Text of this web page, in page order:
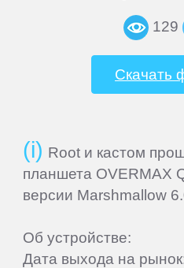
129
Скачать
Root и кастом
планшета OVERMAX
версии Marshmallow
Об устройстве:
Дата выхода на
Alcatel
Aoson
Archos